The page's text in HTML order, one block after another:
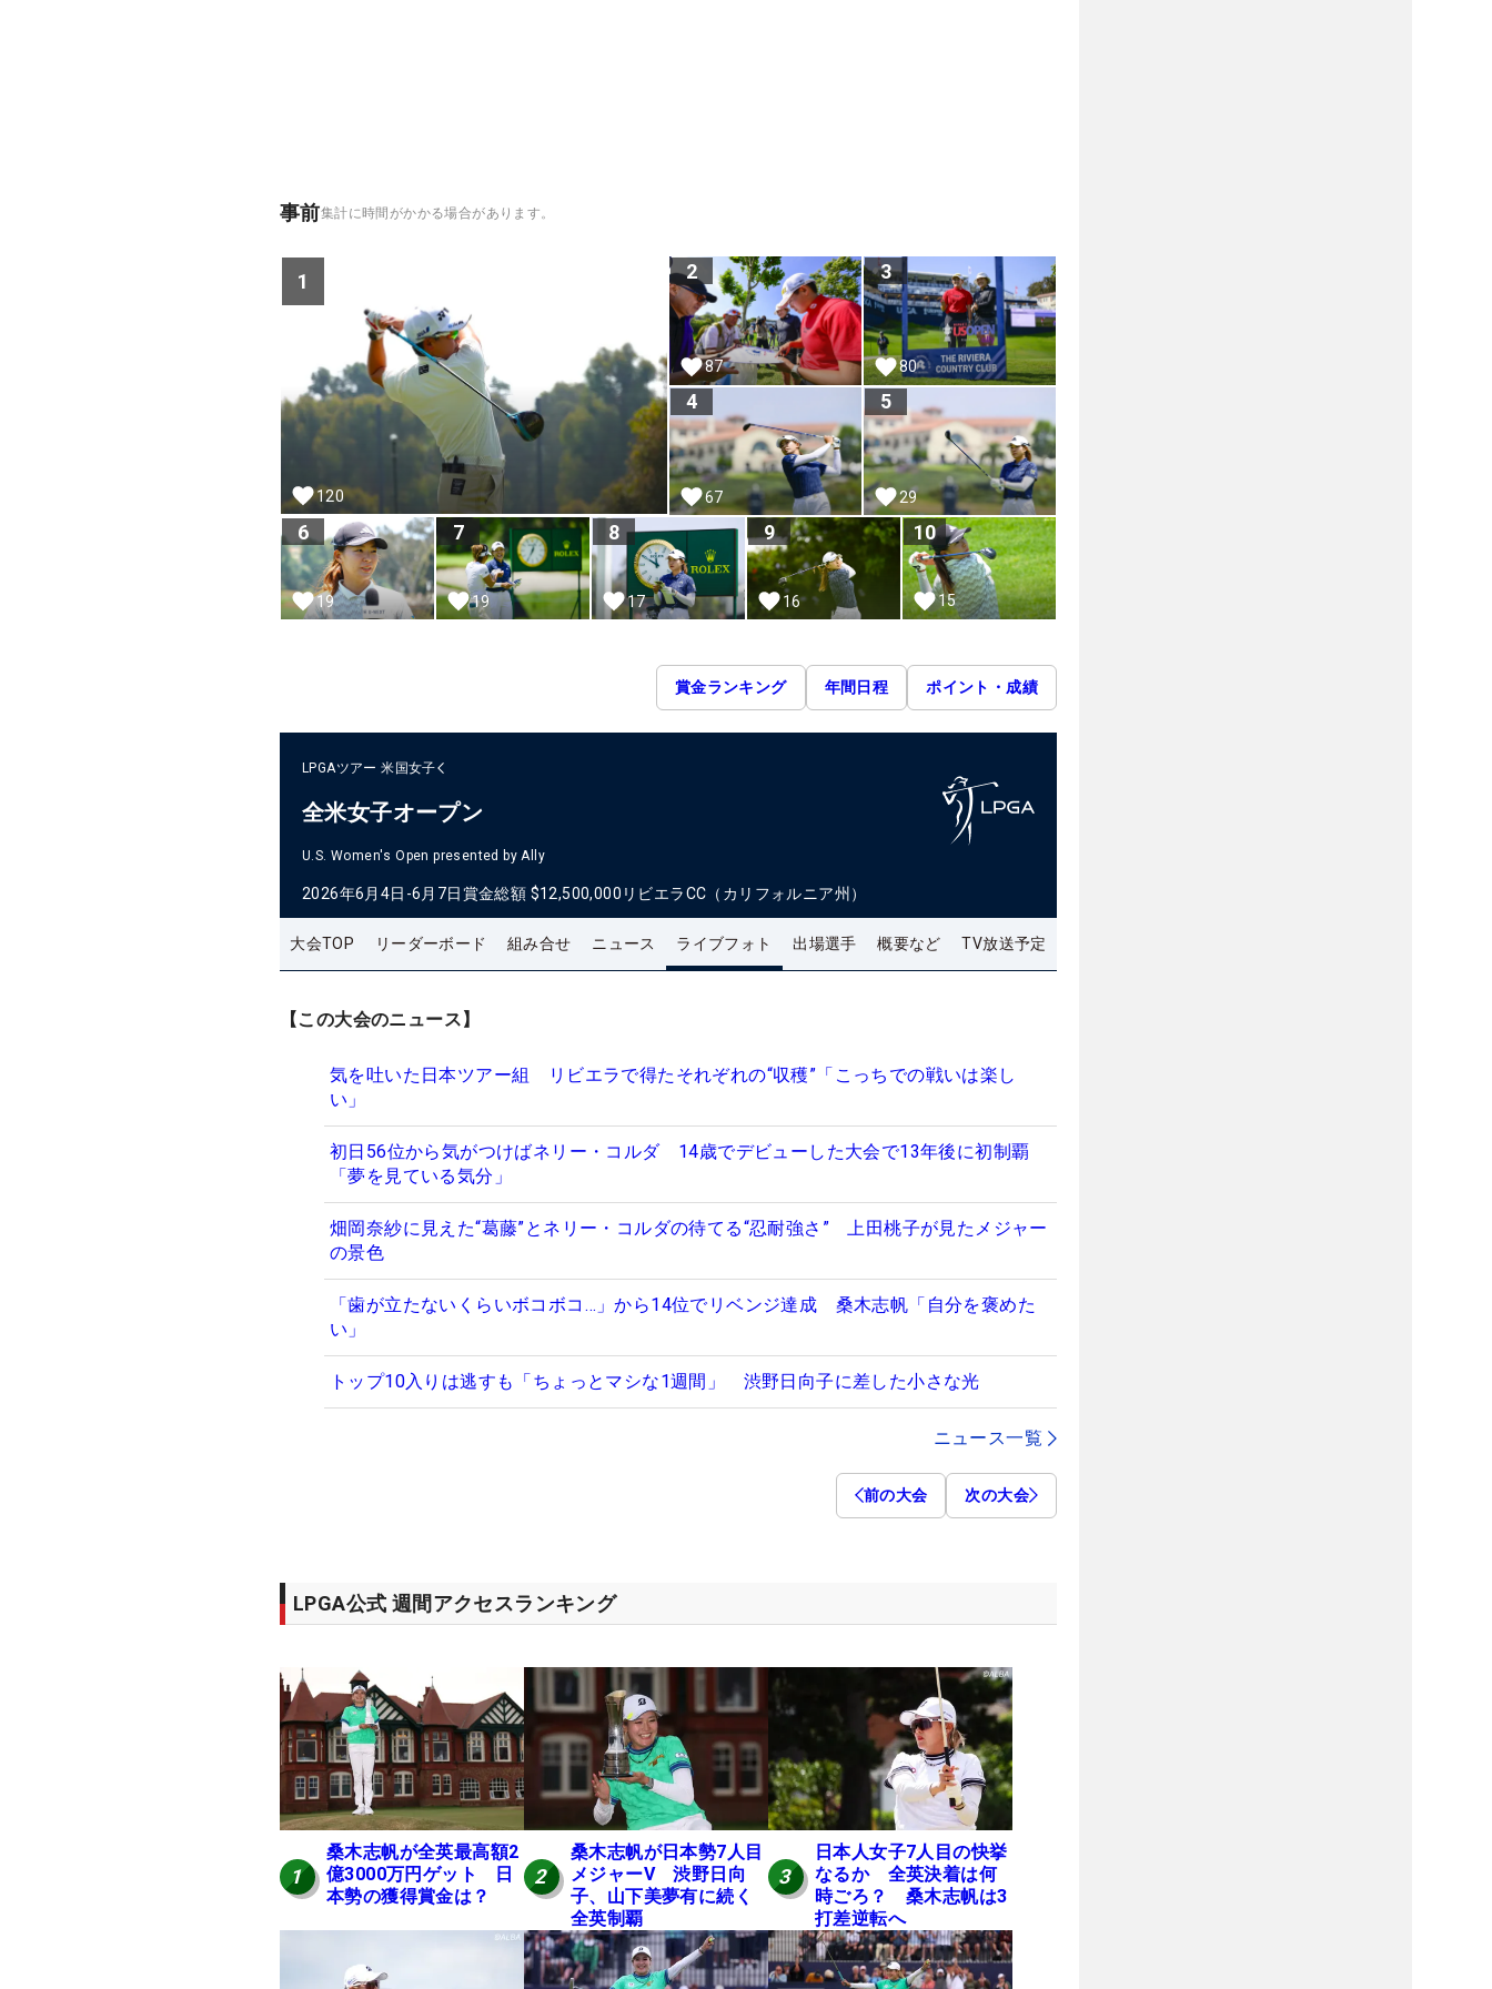
事前集計に時間がかかる場合があります。
1
120
2
87
3
80
4
67
5
29
6
19
7
19
8
17
9
16
10
15
賞金ランキング 年間日程 ポイント・成績
LPGAツアー 米国女子
全米女子オープン
U.S. Women's Open presented by Ally
2026年6月4日-6月7日賞金総額 $12,500,000 リビエラCC（カリフォルニア州）
大会TOP リーダーボード 組み合せ ニュース ライブフォト 出場選手 概要など TV放送予定
【この大会のニュース】
気を吐いた日本ツアー組 リビエラで得たそれぞれの“収穫”「こっちでの戦いは楽し
い」
初日56位から気がつけばネリー・コルダ 14歳でデビューした大会で13年後に初制覇
「夢を見ている気分」
畑岡奈紗に見えた“葛藤”とネリー・コルダの待てる“忍耐強さ” 上田桃子が見たメジャー
の景色
「歯が立たないくらいボコボコ…」から14位でリベンジ達成 桑木志帆「自分を褒めた
い」
トップ10入りは逃すも「ちょっとマシな1週間」 渋野日向子に差した小さな光
ニュース一覧
前の大会 次の大会
LPGA公式 週間アクセスランキング
1
桑木志帆が全英最高額2
億3000万円ゲット 日
本勢の獲得賞金は？
2
桑木志帆が日本勢7人目
メジャーV 渋野日向
子、山下美夢有に続く
全英制覇
3
日本人女子7人目の快挙
なるか 全英決着は何
時ごろ？ 桑木志帆は3
打差逆転へ